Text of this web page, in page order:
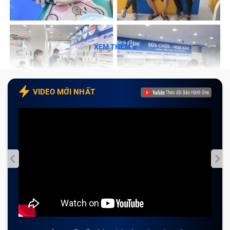
Thay kính lưng iPhone 15 Pro Max là
gì?
thuật giúp xử lý triệt để tình trạng nứt vỡ mặt sau của
máy. Kỹ thuật viên sẽ bóc tách lớp kính hỏng và ép vào
kiện bên trong máy. Vì vậy, hãy lựa chọn những trung
tâm
XEM THÊM
VIDEO MỚI NHẤT